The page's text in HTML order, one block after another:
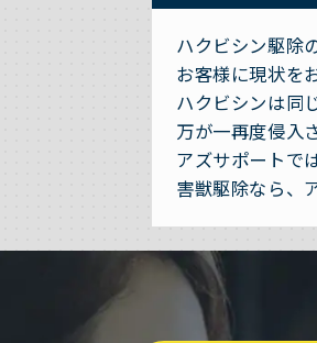
ハクビシン駆除
お客様に現状を
ハクビシンは同
万が一再度侵入
アズサポートで
害獣駆除なら、